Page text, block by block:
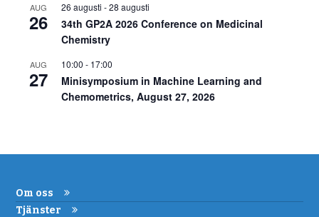
AUG
26
26 augusti -28 augusti
34th GP2A 2026 Conference on Medicinal
Chemistry
AUG
27
10:00 - 17:00
Minisymposium in Machine Learning and
Chemometrics, August 27, 2026
Om oss
Tjänster